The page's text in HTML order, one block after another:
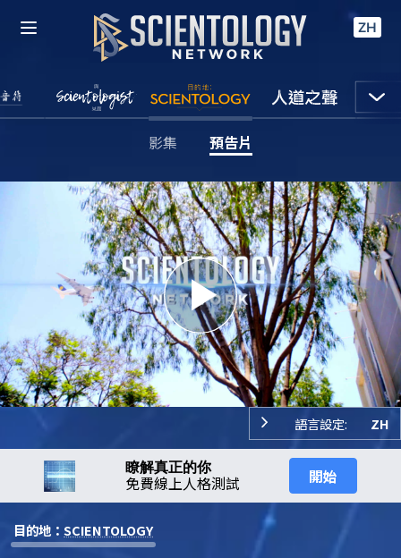
ZH
影集 預告片
Play
Video
語言設定: ZH
瞭解真正的你
免費線上人格測試 開始
目的地： SCIENTOLOGY